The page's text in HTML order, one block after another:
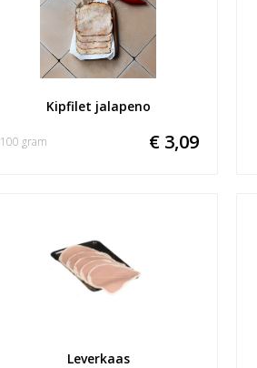
Kipfilet jalapeno
€ 3,09
100 gram
Leverkaas